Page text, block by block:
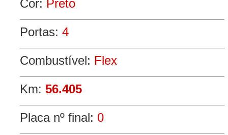
Cor: Preto
Portas: 4
Combustível: Flex
Km: 56.405
Placa nº final: 0